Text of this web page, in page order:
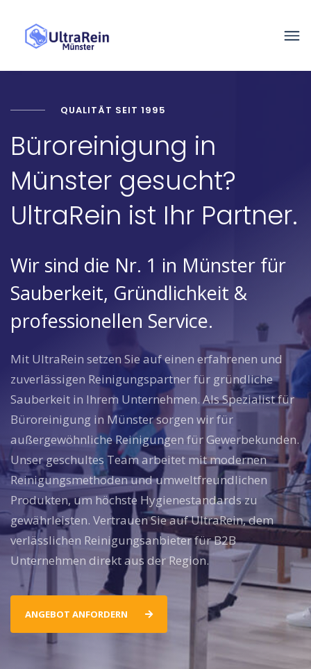
QUALITÄT SEIT 1995
Büroreinigung in
Münster gesucht?
UltraRein ist Ihr Partner.
Wir sind die Nr. 1 in Münster für
Sauberkeit, Gründlichkeit &
professionellen Service.
Mit UltraRein setzen Sie auf einen erfahrenen und
zuverlässigen Reinigungspartner für gründliche
Sauberkeit in Ihrem Unternehmen. Als Spezialist für
Büroreinigung in Münster sorgen wir für
außergewöhnliche Reinigungen für Gewerbekunden.
Unser geschultes Team arbeitet mit modernen
Reinigungsmethoden und umweltfreundlichen
Produkten, um höchste Hygienestandards zu
gewährleisten. Vertrauen Sie auf UltraRein, dem
verlässlichen Reinigungsanbieter für B2B
Unternehmen direkt aus der Region.
ANGEBOT ANFORDERN